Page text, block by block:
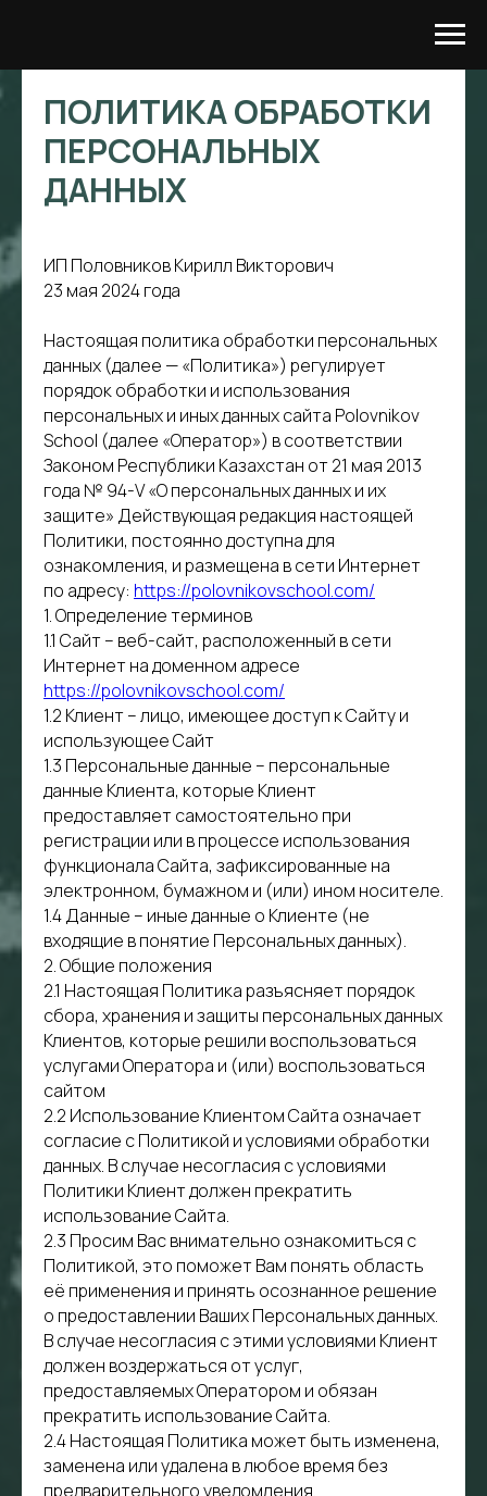
ПОЛИТИКА ОБРАБОТКИ
ПЕРСОНАЛЬНЫХ
ДАННЫХ
ИП Половников Кирилл Викторович
23 мая 2024 года
Настоящая политика обработки персональных
данных (далее — «Политика») регулирует
порядок обработки и использования
персональных и иных данных сайта Polovnikov
School (далее «Оператор») в соответствии
Законом Республики Казахстан от 21 мая 2013
года № 94-V «О персональных данных и их
защите» Действующая редакция настоящей
Политики, постоянно доступна для
ознакомления, и размещена в сети Интернет
по адресу: https://polovnikovschool.com/
1. Определение терминов
1.1 Сайт – веб-сайт, расположенный в сети
Интернет на доменном адресе
https://polovnikovschool.com/
1.2 Клиент – лицо, имеющее доступ к Сайту и
использующее Сайт
1.3 Персональные данные – персональные
данные Клиента, которые Клиент
предоставляет самостоятельно при
регистрации или в процессе использования
функционала Сайта, зафиксированные на
электронном, бумажном и (или) ином носителе.
1.4 Данные – иные данные о Клиенте (не
входящие в понятие Персональных данных).
2. Общие положения
2.1 Настоящая Политика разъясняет порядок
сбора, хранения и защиты персональных данных
Клиентов, которые решили воспользоваться
услугами Оператора и (или) воспользоваться
сайтом
2.2 Использование Клиентом Сайта означает
согласие с Политикой и условиями обработки
данных. В случае несогласия с условиями
Политики Клиент должен прекратить
использование Сайта.
2.3 Просим Вас внимательно ознакомиться с
Политикой, это поможет Вам понять область
её применения и принять осознанное решение
о предоставлении Ваших Персональных данных.
В случае несогласия с этими условиями Клиент
должен воздержаться от услуг,
предоставляемых Оператором и обязан
прекратить использование Сайта.
2.4 Настоящая Политика может быть изменена,
заменена или удалена в любое время без
предварительного уведомления.